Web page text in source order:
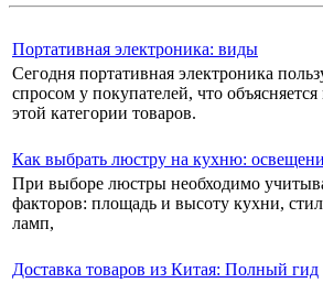
Портативная электроника: виды
Сегодня портативная электроника
спросом у покупателей, что
этой категории товаров.
Как выбрать люстру на кухню:
При выборе люстры необходимо
факторов: площадь и высоту кухни,
ламп,
Доставка товаров из Китая: Полный гид